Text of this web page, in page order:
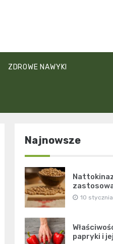
ZDROWE NAWYKI
Najnowsze
10
papryki i